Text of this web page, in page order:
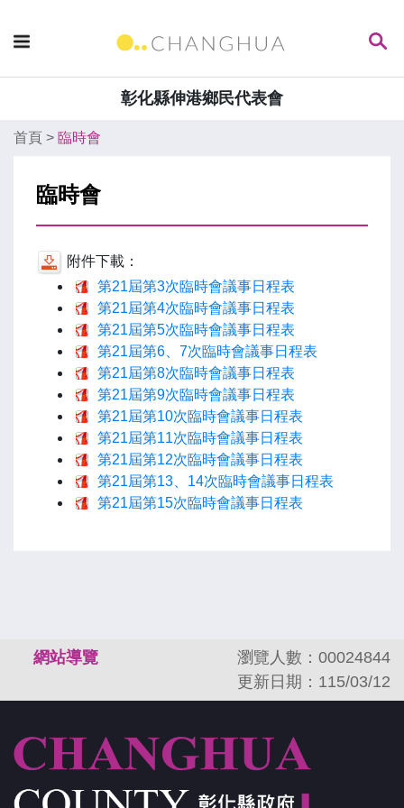
彰化縣伸港鄉民代表會
首頁 > 臨時會
臨時會
附件下載：
第21屆第3次臨時會議事日程表
第21屆第4次臨時會議事日程表
第21屆第5次臨時會議事日程表
第21屆第6、7次臨時會議事日程表
第21屆第8次臨時會議事日程表
第21屆第9次臨時會議事日程表
第21屆第10次臨時會議事日程表
第21屆第11次臨時會議事日程表
第21屆第12次臨時會議事日程表
第21屆第13、14次臨時會議事日程表
第21屆第15次臨時會議事日程表
網站導覽
瀏覽人數：00024844
更新日期：115/03/12